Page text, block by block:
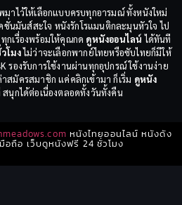
าไว้ให้เลือกแบบครบทุกอารมณ์ ทั้งหนังใหม่
นมันส์สะใจ หนังรักโรแมนติกละมุนหัวใจ ไป
เรื่องพร้อมให้คุณกด ดูหนังออนไลน์ ได้ทันที
โมงไม่ว่าจะเลือกพากย์ไทยหรือซับไทยก็มีให้
รองรับการใช้งานผ่านทุกอุปกรณ์ ใช้งานง่าย
สมัครสมาชิก แค่คลิกเข้ามา ก็เริ่ม ดูหนัง
นุกได้ต่อเนื่องตลอดทั้งวันทั้งคืน
หนังไทยออนไลน์ หนังดัง
ถือ เว็บดูหนังฟรี 24 ชั่วโมง